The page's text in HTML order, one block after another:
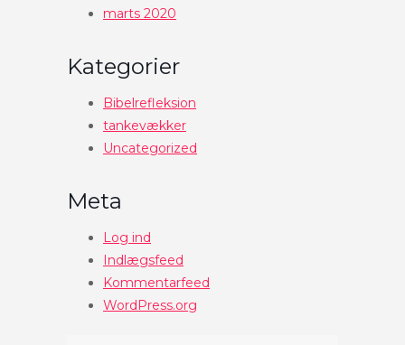
marts 2020
Kategorier
Bibelrefleksion
tankevækker
Uncategorized
Meta
Log ind
Indlægsfeed
Kommentarfeed
WordPress.org